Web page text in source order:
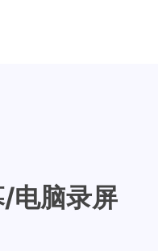
电脑录屏